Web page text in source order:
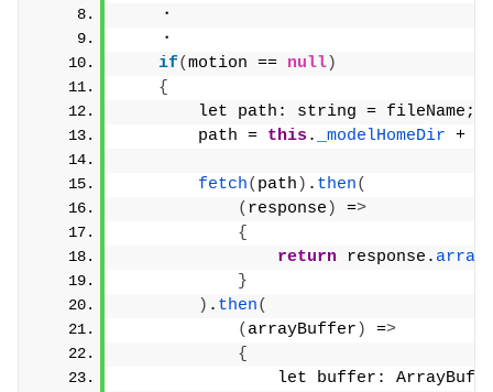
    ・
    ・
if(motion == null)
{
        let path: string = fileName;
        path =
this . _modelHomeDir +
fetch( path ) . then(
( response ) =>
{
return response.
}
) . then(
( arrayBuffer ) =>
{
let buffer: